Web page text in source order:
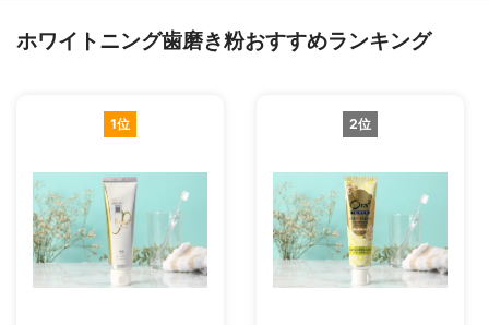
ホワイトニング歯磨き粉おすすめランキング
1位 2位